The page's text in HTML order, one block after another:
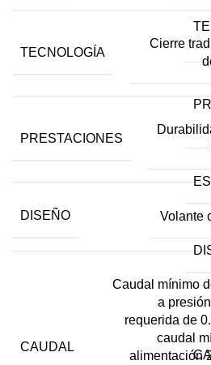
TECNOLOGÍA
Cierre
PRESTACIONES
DISEÑO Volante
CAUDAL
Caudal mínimo
a
requerida de
caudal
alimentación